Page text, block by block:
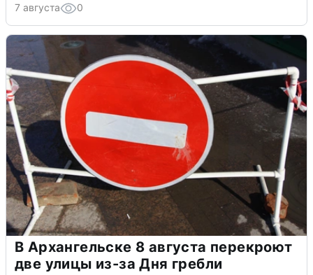
7 августа 0
В Архангельске 8 августа перекроют
две улицы из-за Дня гребли